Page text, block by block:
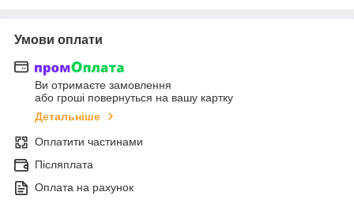
Умови оплати
Ви отримаєте замовлення
або гроші повернуться на вашу картку
Детальніше
Оплатити частинами
Післяплата
Оплата на рахунок